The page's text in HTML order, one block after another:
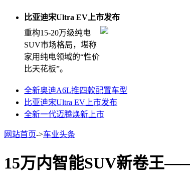
比亚迪宋Ultra EV上市发布
重构15-20万级纯电
SUV市场格局，堪称
家用纯电领域的“性价
比天花板”。
全新奥迪A6L推四款配置车型
比亚迪宋Ultra EV上市发布
全新一代迈腾焕新上市
网站首页->车业头条
15万内智能SUV新卷王